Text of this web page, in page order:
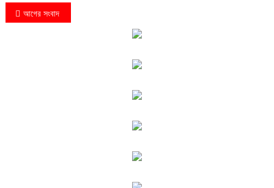
Posts
আগের সংবাদ